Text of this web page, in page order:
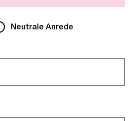
Neutrale Anrede